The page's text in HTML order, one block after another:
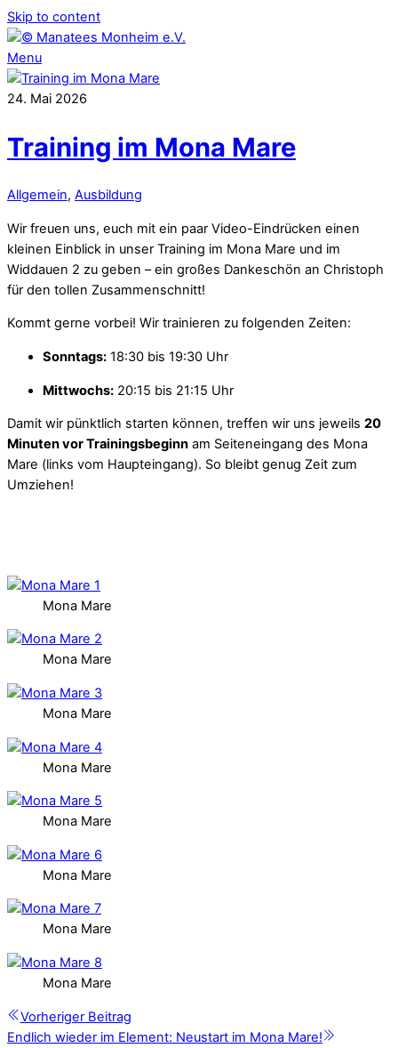
Skip to content
Menu
24. Mai 2026
Training im Mona Mare
Allgemein, Ausbildung
Wir freuen uns, euch mit ein paar Video-Eindrücken einen
kleinen Einblick in unser Training im Mona Mare und im
Widdauen 2 zu geben – ein großes Dankeschön an Christoph
für den tollen Zusammenschnitt!
Kommt gerne vorbei! Wir trainieren zu folgenden Zeiten:
Sonntags: 18:30 bis 19:30 Uhr
Mittwochs: 20:15 bis 21:15 Uhr
Damit wir pünktlich starten können, treffen wir uns jeweils 20
Minuten vor Trainingsbeginn am Seiteneingang des Mona
Mare (links vom Haupteingang). So bleibt genug Zeit zum
Umziehen!
Mona Mare
Mona Mare
Mona Mare
Mona Mare
Mona Mare
Mona Mare
Mona Mare
Mona Mare
Vorheriger Beitrag
Endlich wieder im Element: Neustart im Mona Mare!